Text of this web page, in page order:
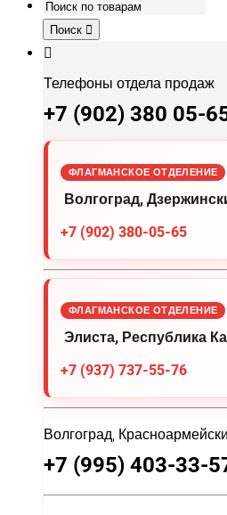
Поиск
Телефоны отдела продаж
+7 (902) 380 05-
ФЛАГМАНСКОЕ ОТДЕЛЕНИЕ
Волгоград,
+7 (902) 380-05-65
ФЛАГМАНСКОЕ ОТДЕЛЕНИЕ
Элиста, Республика
+7 (937) 737-55-76
Волгоград,
+7 (995) 403-33-